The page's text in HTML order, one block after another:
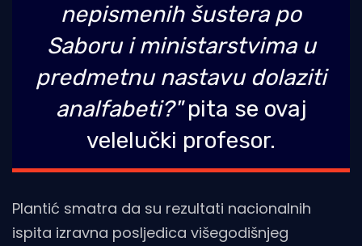
nepismenih šustera po
Saboru i ministarstvima u
predmetnu nastavu dolaziti
analfabeti?"pita se ovaj
velelučki profesor.
Plantić smatra da su rezultati nacionalnih
ispita izravna posljedica višegodišnjeg